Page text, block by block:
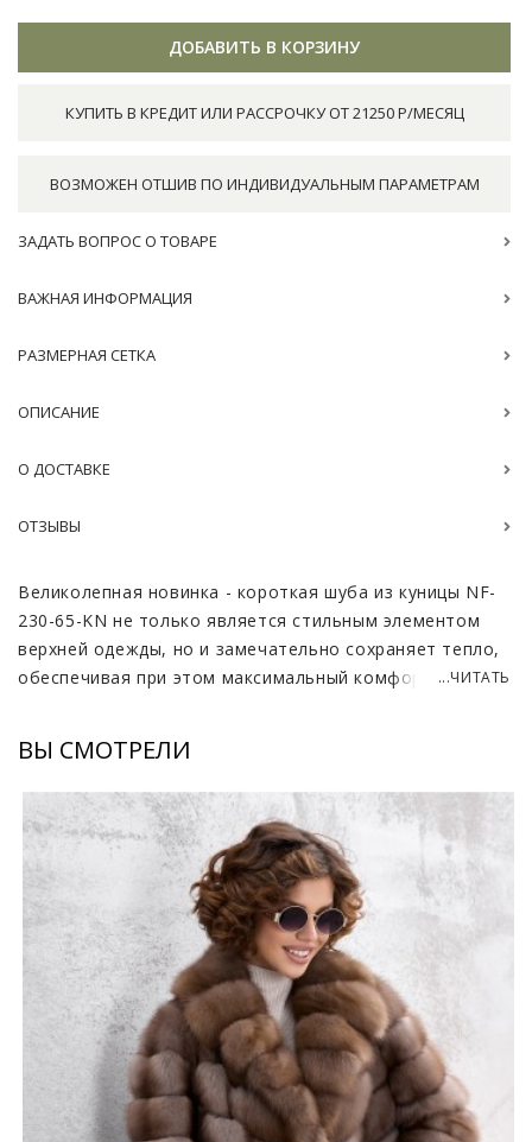
ДОБАВИТЬ В КОРЗИНУ
КУПИТЬ В КРЕДИТ ИЛИ РАССРОЧКУ ОТ 21250 Р/МЕСЯЦ
ВОЗМОЖЕН ОТШИВ ПО ИНДИВИДУАЛЬНЫМ ПАРАМЕТРАМ
ЗАДАТЬ ВОПРОС О ТОВАРЕ
ВАЖНАЯ ИНФОРМАЦИЯ
РАЗМЕРНАЯ СЕТКА
ОПИСАНИЕ
О ДОСТАВКЕ
ОТЗЫВЫ
Великолепная новинка - короткая шуба из куницы NF-
230-65-KN не только является стильным элементом
верхней одежды, но и замечательно сохраняет тепло,
обеспечивая при этом максимальный комфорт. Вещь
свою обладательницу, подчеркнет её хрупкость и
утончённость.
Натуральный мех куницы обладает непревзойденной
прочностью и носкостью, не теряет внешней красоты
на протяжении долгого времени. Материал привлекает
своей мягкостью и густотой и, наряду с этим,
безупречной лёгкостью. Шуба практически не
ощущается на теле во время носки. За счёт структуры
волосяного покрова в ней будет очень тепло в
морозный период.
Благодаря своей длине в 65-70 см. и свободной
посадке модель превосходно подходит для
автолюбительниц, движения в ней свободны.
...ЧИТАТЬ
ВЫ СМОТРЕЛИ